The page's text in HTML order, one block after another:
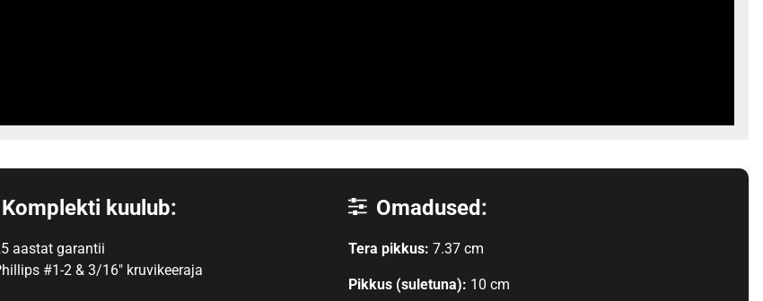
Komplekti kuulub:
aastat garantii
#1-2 & 3/16″ kruvikeeraja
Omadused:
Tera pikkus: 7.37 cm
Pikkus (suletuna): 10 cm